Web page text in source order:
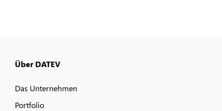
Über DATEV
Das Unternehmen
Portfolio